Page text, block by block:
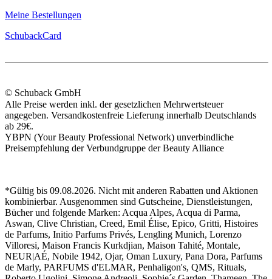
Meine Bestellungen
SchubackCard
© Schuback GmbH
Alle Preise werden inkl. der gesetzlichen Mehrwertsteuer
angegeben. Versandkostenfreie Lieferung innerhalb Deutschlands
ab 29€.
YBPN (Your Beauty Professional Network) unverbindliche
Preisempfehlung der Verbundgruppe der Beauty Alliance
*Gültig bis 09.08.2026. Nicht mit anderen Rabatten und Aktionen
kombinierbar. Ausgenommen sind Gutscheine, Dienstleistungen,
Bücher und folgende Marken: Acqua Alpes, Acqua di Parma,
Aswan, Clive Christian, Creed, Emil Élise, Epico, Gritti, Histoires
de Parfums, Initio Parfums Privés, Lengling Munich, Lorenzo
Villoresi, Maison Francis Kurkdjian, Maison Tahité, Montale,
NEUR|AÉ, Nobile 1942, Ojar, Oman Luxury, Pana Dora, Parfums
de Marly, PARFUMS d'ELMAR, Penhaligon's, QMS, Rituals,